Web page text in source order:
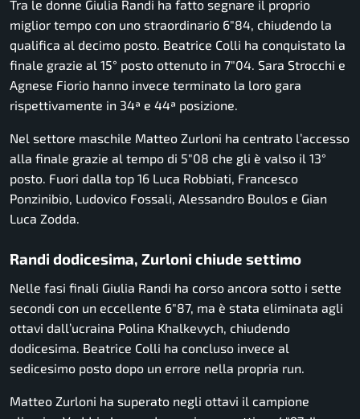
Tra le donne Giulia Randi ha fatto segnare il proprio
miglior tempo con uno straordinario 6″84, chiudendo la
qualifica al decimo posto. Beatrice Colli ha conquistato la
finale grazie al 15° posto ottenuto in 7″04. Sara Strocchi e
Agnese Fiorio hanno invece terminato la loro gara
rispettivamente in 34ª e 44ª posizione.
Nel settore maschile Matteo Zurloni ha centrato l’accesso
alla finale grazie al tempo di 5″08 che gli è valso il 13°
posto. Fuori dalla top 16 Luca Robbiati, Francesco
Ponzinibio, Ludovico Fossali, Alessandro Boulos e Gian
Luca Zodda.
Randi dodicesima, Zurloni chiude settimo
Nelle fasi finali Giulia Randi ha corso ancora sotto i sette
secondi con un eccellente 6″87, ma è stata eliminata agli
ottavi dall’ucraina Polina Khalkevych, chiudendo
dodicesima. Beatrice Colli ha concluso invece al
sedicesimo posto dopo un errore nella propria run.
Matteo Zurloni ha superato negli ottavi il campione